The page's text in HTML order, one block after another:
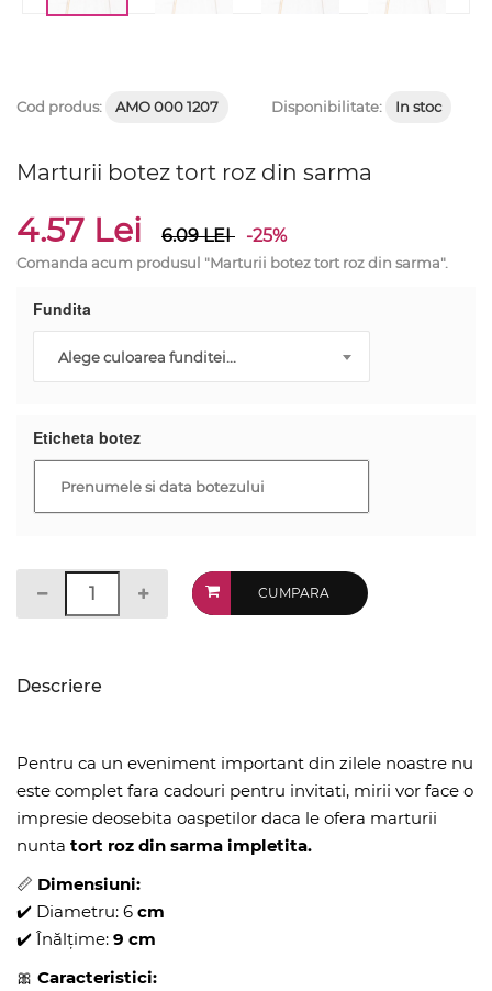
Cod produs: AMO 000 1207 Disponibilitate: In stoc
Marturii botez tort roz din sarma
4.57 Lei 6.09LEI -25%
Comanda acum produsul "Marturii botez tort roz din sarma".
Fundita
Alege culoarea funditei...
Eticheta botez
CUMPARA
Descriere
Pentru ca un eveniment important din zilele noastre nu
este complet fara cadouri pentru invitati, mirii vor face o
impresie deosebita oaspetilor daca le ofera marturii
nunta tort roz din sarma impletita.
📏 Dimensiuni:
✔️ Diametru: 6 cm
✔️ Înălțime: 9 cm
🎀 Caracteristici: